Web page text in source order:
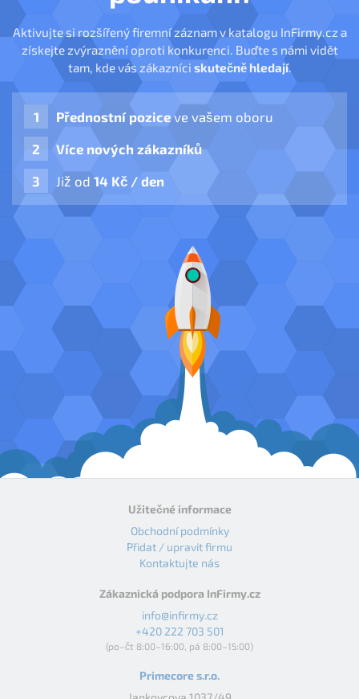
Aktivujte si rozšířený firemní záznam v katalogu InFirmy.cz a
získejte zvýraznění oproti konkurenci. Buďte s námi vidět
tam, kde vás zákazníci skutečně hledají.
Přednostní poziceve vašem oboru
Více nových zákazníků
Již od 14 Kč / den
Užitečné informace
Obchodní podmínky
Přidat / upravit firmu
Kontaktujte nás
Zákaznická podpora InFirmy.cz
info@infirmy.cz
+420 222 703 501
(po–čt 8:00–16:00, pá 8:00–15:00)
Primecore s.r.o.